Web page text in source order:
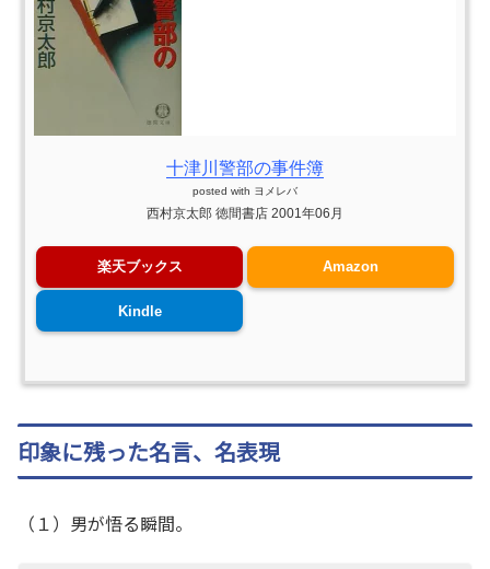
十津川警部の事件簿
posted with ヨメレバ
西村京太郎 徳間書店 2001年06月
楽天ブックス Amazon
Kindle
印象に残った名言、名表現
（１）男が悟る瞬間。